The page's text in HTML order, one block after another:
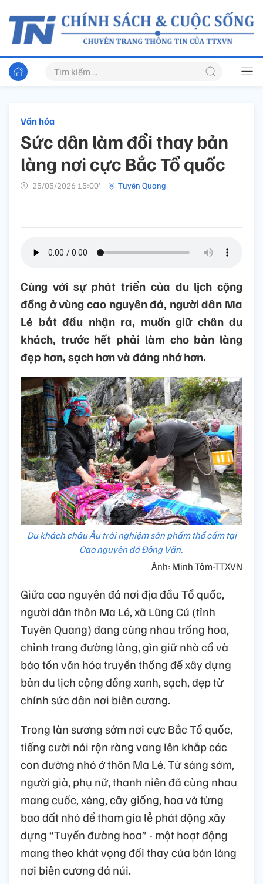
Văn hóa
Sức dân làm đổi thay bản
làng nơi cực Bắc Tổ quốc
25/05/2026 15:00’ Tuyên Quang
Cùng với sự phát triển của du lịch cộng
đồng ở vùng cao nguyên đá, người dân Ma
Lé bắt đầu nhận ra, muốn giữ chân du
khách, trước hết phải làm cho bản làng
đẹp hơn, sạch hơn và đáng nhớ hơn.
Du khách châu Âu trải nghiệm sản phẩm thổ cẩm tại
Cao nguyên đá Đồng Văn.
Ảnh: Minh Tâm-TTXVN
Giữa cao nguyên đá nơi địa đầu Tổ quốc,
người dân thôn Ma Lé, xã Lũng Cú (tỉnh
Tuyên Quang) đang cùng nhau trồng hoa,
chỉnh trang đường làng, gìn giữ nhà cổ và
bảo tồn văn hóa truyền thống để xây dựng
bản du lịch cộng đồng xanh, sạch, đẹp từ
chính sức dân nơi biên cương.
Trong làn sương sớm nơi cực Bắc Tổ quốc,
tiếng cười nói rộn ràng vang lên khắp các
con đường nhỏ ở thôn Ma Lé. Từ sáng sớm,
người già, phụ nữ, thanh niên đã cùng nhau
mang cuốc, xẻng, cây giống, hoa và từng
bao đất nhỏ để tham gia lễ phát động xây
dựng “Tuyến đường hoa” - một hoạt động
mang theo khát vọng đổi thay của bản làng
nơi biên cương đá núi.